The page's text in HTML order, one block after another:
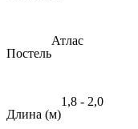
Постель
Атлас
Длина (м)
1,8 - 2,0